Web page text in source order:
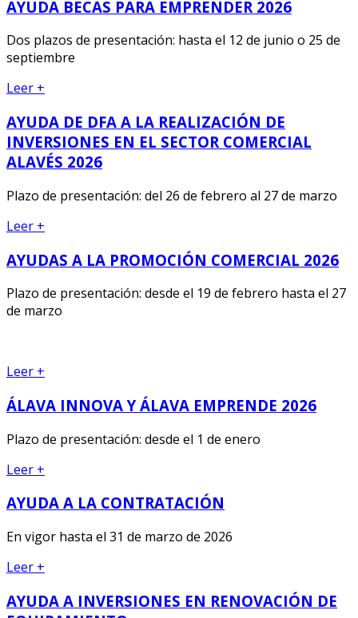
AYUDA BECAS PARA EMPRENDER 2026
Dos plazos de presentación: hasta el 12 de junio o 25 de
septiembre
Leer +
AYUDA DE DFA A LA REALIZACIÓN DE
INVERSIONES EN EL SECTOR COMERCIAL
ALAVÉS 2026
Plazo de presentación: del 26 de febrero al 27 de marzo
Leer +
AYUDAS A LA PROMOCIÓN COMERCIAL 2026
Plazo de presentación: desde el 19 de febrero hasta el 27
de marzo
Leer +
ÁLAVA INNOVA Y ÁLAVA EMPRENDE 2026
Plazo de presentación: desde el 1 de enero
Leer +
AYUDA A LA CONTRATACIÓN
En vigor hasta el 31 de marzo de 2026
Leer +
AYUDA A INVERSIONES EN RENOVACIÓN DE